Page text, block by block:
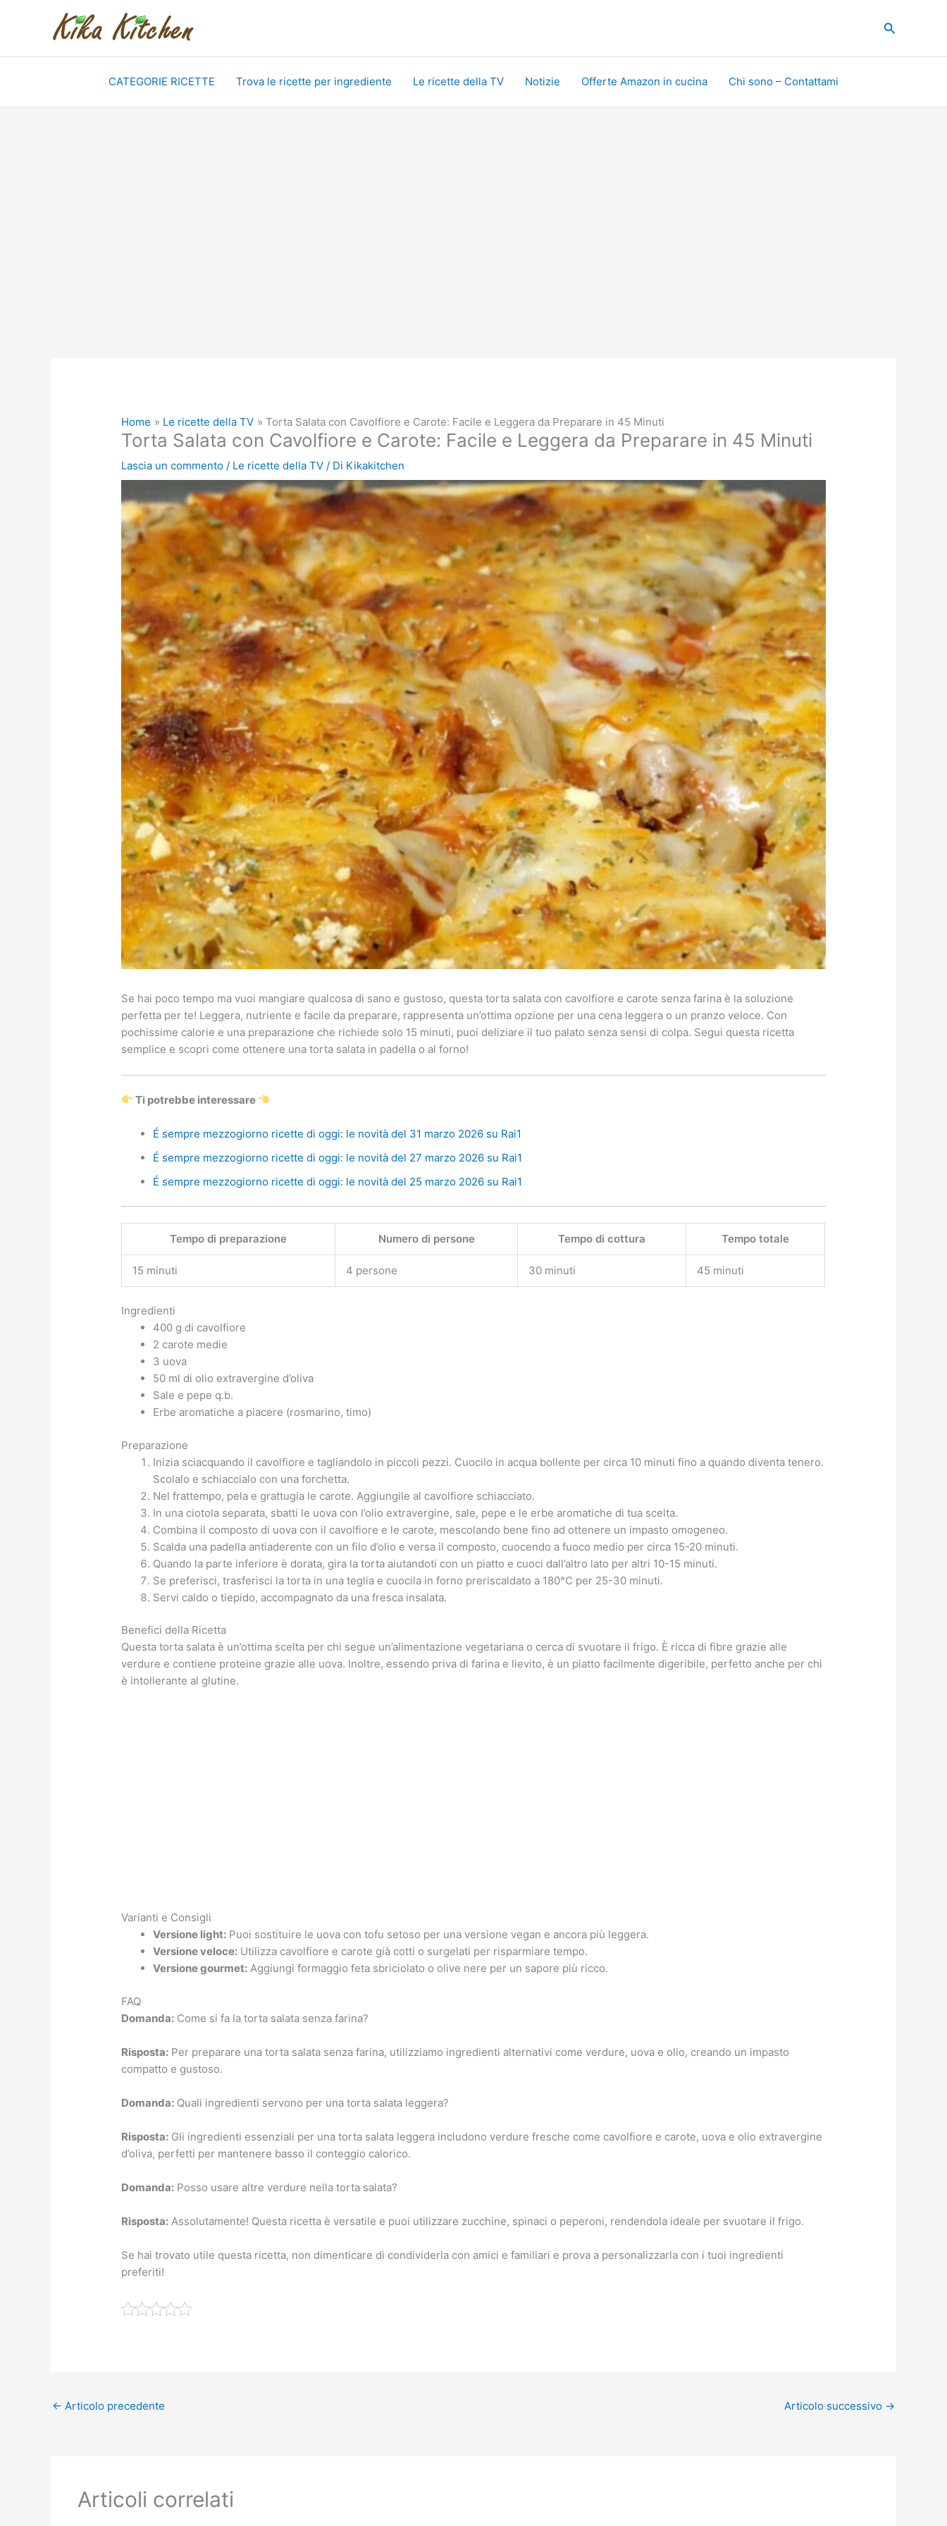
Cerca
CATEGORIE RICETTE Trova le ricette per ingrediente Le ricette della TV Notizie Offerte Amazon in cucina Chi sono – Contattami
Home Le ricette della TV Torta Salata con Cavolfiore e Carote: Facile e Leggera da Preparare in 45 Minuti
Torta Salata con Cavolfiore e Carote: Facile e Leggera da Preparare in 45 Minuti
Lascia un commento / Le ricette della TV / Di Kikakitchen
Se hai poco tempo ma vuoi mangiare qualcosa di sano e gustoso, questa torta salata con cavolfiore e carote senza farina è la soluzione
perfetta per te! Leggera, nutriente e facile da preparare, rappresenta un’ottima opzione per una cena leggera o un pranzo veloce. Con
pochissime calorie e una preparazione che richiede solo 15 minuti, puoi deliziare il tuo palato senza sensi di colpa. Segui questa ricetta
semplice e scopri come ottenere una torta salata in padella o al forno!
Ti potrebbe interessare
É sempre mezzogiorno ricette di oggi: le novità del 31 marzo 2026 su Rai1
É sempre mezzogiorno ricette di oggi: le novità del 27 marzo 2026 su Rai1
É sempre mezzogiorno ricette di oggi: le novità del 25 marzo 2026 su Rai1
Tempo di preparazione Numero di persone Tempo di cottura Tempo totale
15 minuti 4 persone 30 minuti 45 minuti
Ingredienti
400 g di cavolfiore
2 carote medie
3 uova
50 ml di olio extravergine d’oliva
Sale e pepe q.b.
Erbe aromatiche a piacere (rosmarino, timo)
Preparazione
Inizia sciacquando il cavolfiore e tagliandolo in piccoli pezzi. Cuocilo in acqua bollente per circa 10 minuti fino a quando diventa tenero.
Scolalo e schiaccialo con una forchetta.
Nel frattempo, pela e grattugia le carote. Aggiungile al cavolfiore schiacciato.
In una ciotola separata, sbatti le uova con l’olio extravergine, sale, pepe e le erbe aromatiche di tua scelta.
Combina il composto di uova con il cavolfiore e le carote, mescolando bene fino ad ottenere un impasto omogeneo.
Scalda una padella antiaderente con un filo d’olio e versa il composto, cuocendo a fuoco medio per circa 15-20 minuti.
Quando la parte inferiore è dorata, gira la torta aiutandoti con un piatto e cuoci dall’altro lato per altri 10-15 minuti.
Se preferisci, trasferisci la torta in una teglia e cuocila in forno preriscaldato a 180°C per 25-30 minuti.
Servi caldo o tiepido, accompagnato da una fresca insalata.
Benefici della Ricetta
Questa torta salata è un’ottima scelta per chi segue un’alimentazione vegetariana o cerca di svuotare il frigo. È ricca di fibre grazie alle
verdure e contiene proteine grazie alle uova. Inoltre, essendo priva di farina e lievito, è un piatto facilmente digeribile, perfetto anche per chi
è intollerante al glutine.
Varianti e Consigli
Versione light: Puoi sostituire le uova con tofu setoso per una versione vegan e ancora più leggera.
Versione veloce: Utilizza cavolfiore e carote già cotti o surgelati per risparmiare tempo.
Versione gourmet: Aggiungi formaggio feta sbriciolato o olive nere per un sapore più ricco.
FAQ
Domanda: Come si fa la torta salata senza farina?
Risposta: Per preparare una torta salata senza farina, utilizziamo ingredienti alternativi come verdure, uova e olio, creando un impasto
compatto e gustoso.
Domanda: Quali ingredienti servono per una torta salata leggera?
Risposta: Gli ingredienti essenziali per una torta salata leggera includono verdure fresche come cavolfiore e carote, uova e olio extravergine
d’oliva, perfetti per mantenere basso il conteggio calorico.
Domanda: Posso usare altre verdure nella torta salata?
Risposta: Assolutamente! Questa ricetta è versatile e puoi utilizzare zucchine, spinaci o peperoni, rendendola ideale per svuotare il frigo.
Se hai trovato utile questa ricetta, non dimenticare di condividerla con amici e familiari e prova a personalizzarla con i tuoi ingredienti
preferiti!
← Articolo precedente Articolo successivo →
Articoli correlati